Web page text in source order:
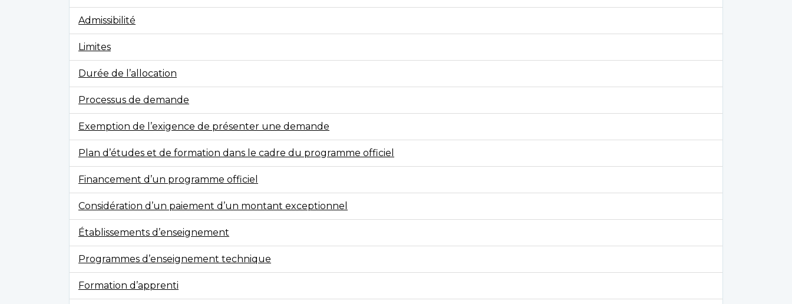
Admissibilité
Limites
Durée de l’allocation
Processus de demande
Exemption de l’exigence de présenter une demande
Plan d’études et de formation dans le cadre du programme officiel
Financement d’un programme officiel
Considération d’un paiement d’un montant exceptionnel
Établissements d’enseignement
Programmes d’enseignement technique
Formation d’apprenti